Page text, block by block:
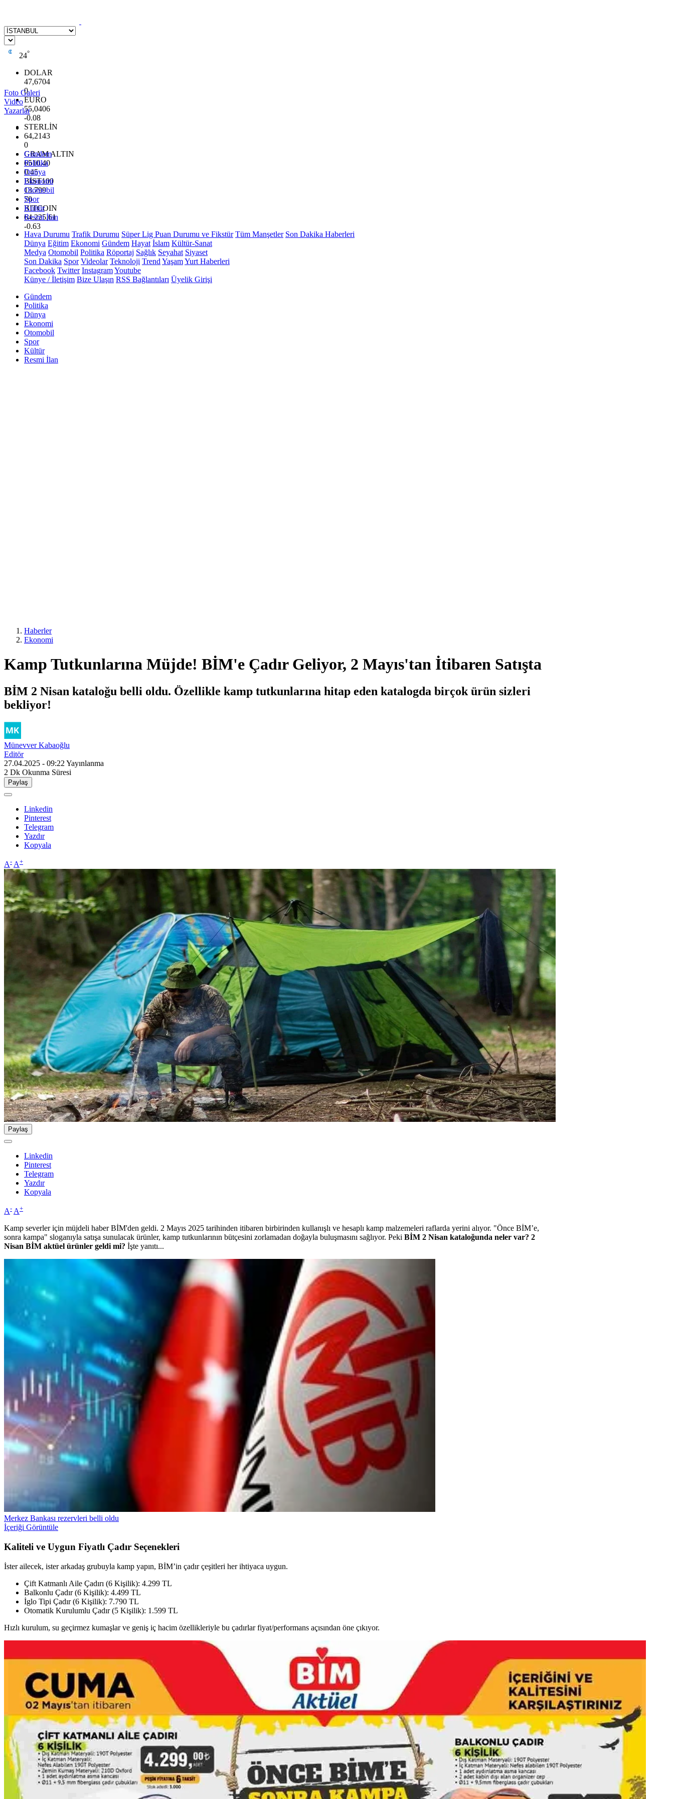
24°
DOLAR
47,6704
0
EURO
55,0406
-0.08
STERLİN
64,2143
0
GRAM ALTIN
6510.40
0.45
BİST100
13.799
70
BITCOIN
64.225,61
-0.63
Foto Galeri
Video
Yazarlar
Gündem
Politika
Dünya
Ekonomi
Otomobil
Spor
Kültür
Resmi İlan
Hava Durumu Trafik Durumu Süper Lig Puan Durumu ve Fikstür Tüm Manşetler Son Dakika Haberleri
Dünya Eğitim Ekonomi Gündem Hayat İslam Kültür-Sanat
Medya Otomobil Politika Röportaj Sağlık Seyahat Siyaset
Son Dakika Spor Videolar Teknoloji Trend YaşamYurt Haberleri
Facebook Twitter InstagramYoutube
Künye / İletişim Bize Ulaşın RSS Bağlantıları Üyelik Girişi
Gündem
Politika
Dünya
Ekonomi
Otomobil
Spor
Kültür
Resmi İlan
Haberler
Ekonomi
Kamp Tutkunlarına Müjde! BİM'e Çadır Geliyor, 2 Mayıs'tan İtibaren Satışta
BİM 2 Nisan kataloğu belli oldu. Özellikle kamp tutkunlarına hitap eden katalogda birçok ürün sizleri
bekliyor!
Münevver Kabaoğlu
Editör
27.04.2025 - 09:22 Yayınlanma
2 Dk Okunma Süresi
Paylaş
Linkedin
Pinterest
Telegram
Yazdır
Kopyala
A- A+
Paylaş
Linkedin
Pinterest
Telegram
Yazdır
Kopyala
A- A+
Kamp severler için müjdeli haber BİM'den geldi. 2 Mayıs 2025 tarihinden itibaren birbirinden kullanışlı ve hesaplı kamp malzemeleri raflarda yerini alıyor. "Önce BİM’e,
sonra kampa" sloganıyla satışa sunulacak ürünler, kamp tutkunlarının bütçesini zorlamadan doğayla buluşmasını sağlıyor. Peki BİM 2 Nisan kataloğunda neler var? 2
Nisan BİM aktüel ürünler geldi mi? İşte yanıtı...
Merkez Bankası rezervleri belli oldu
İçeriği Görüntüle
Kaliteli ve Uygun Fiyatlı Çadır Seçenekleri
İster ailecek, ister arkadaş grubuyla kamp yapın, BİM’in çadır çeşitleri her ihtiyaca uygun.
Çift Katmanlı Aile Çadırı (6 Kişilik): 4.299 TL
Balkonlu Çadır (6 Kişilik): 4.499 TL
İglo Tipi Çadır (6 Kişilik): 7.790 TL
Otomatik Kurulumlu Çadır (5 Kişilik): 1.599 TL
Hızlı kurulum, su geçirmez kumaşlar ve geniş iç hacim özellikleriyle bu çadırlar fiyat/performans açısından öne çıkıyor.